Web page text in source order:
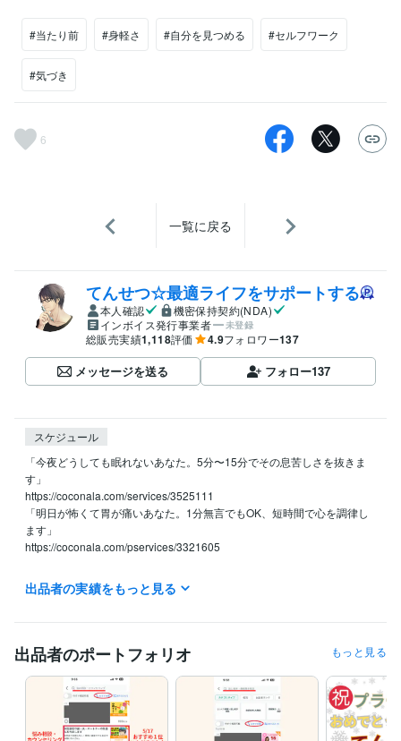
#当たり前 #身軽さ #自分を見つめる #セルフワーク
#気づき
6
一覧に戻る
てんせつ☆最適ライフをサポートする
本人確認
機密保持契約(NDA)
インボイス発行事業者
未登録
総販売実績1,118評価 4.9フォロワー137
メッセージを送る フォロー137
スケジュール
「今夜どうしても眠れないあなた。5分〜15分でその息苦しさを抜きま
す」
https://coconala.com/services/3525111
「明日が怖くて胃が痛いあなた。1分無言でもOK、短時間で心を調律し
ます」
https://coconala.com/pservices/3321605
1人で寂しい
モヤモヤする
誰かと繋がりたい
何とかしたい
解決したい
じっくり、ゆったり話したい、
気軽に話したい　など
出品者の実績をもっと見る
出品者のポートフォリオ もっと見る